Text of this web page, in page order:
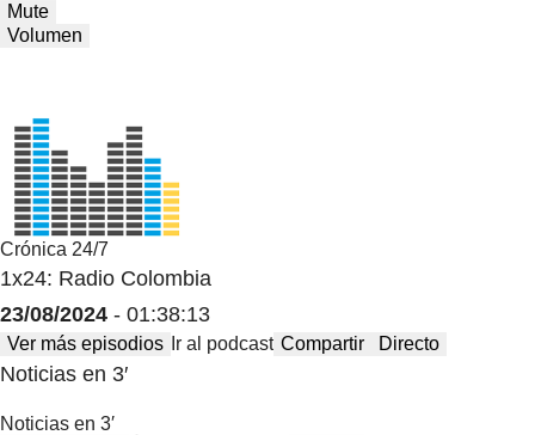
Mute
Volumen
Crónica 24/7
1x24: Radio Colombia
23/08/2024 - 01:38:13
Ver más episodios Ir al podcast Compartir Directo
Noticias en 3′
Noticias en 3′